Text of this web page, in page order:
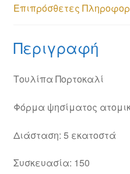
Επιπρόσθετες
Περιγραφή
Τουλίπα Πορτοκαλί
Φόρμα ψησίματος
Διάσταση: 5 εκατοστά
Συσκευασία: 150